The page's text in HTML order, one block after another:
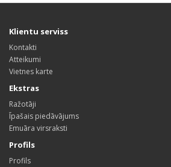
Klientu serviss
Kontakti
Atteikumi
Vietnes karte
Ekstras
Ražotāji
Īpašais piedāvājums
Emuāra virsraksti
Profils
Profils